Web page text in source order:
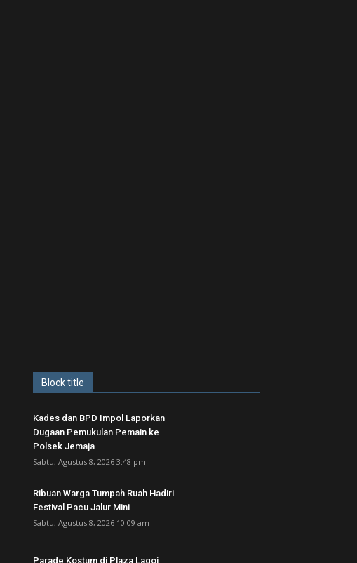
Block title
Kades dan BPD Impol Laporkan
Dugaan Pemukulan Pemain ke
Polsek Jemaja
Sabtu, Agustus 8, 2026 3:48 pm
Ribuan Warga Tumpah Ruah Hadiri
Festival Pacu Jalur Mini
Sabtu, Agustus 8, 2026 10:09 am
Parade Kostum di Plaza Lagoi,